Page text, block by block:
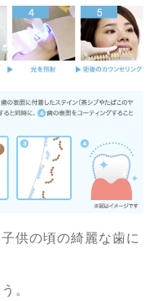
供の頃の綺麗な歯に
。